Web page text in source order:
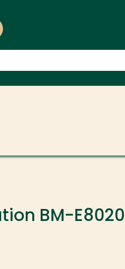
BM-E8020